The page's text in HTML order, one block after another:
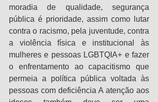
moradia de qualidade, segurança
pública é prioridade, assim como lutar
contra o racismo, pela juventude, contra
a violência física e institucional às
mulheres e pessoas LGBTQIA+ e fazer
o enfrentamento ao capacitismo que
permeia a política pública voltada às
pessoas com deficiência A atenção aos